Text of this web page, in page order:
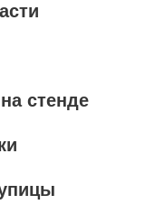
стенде